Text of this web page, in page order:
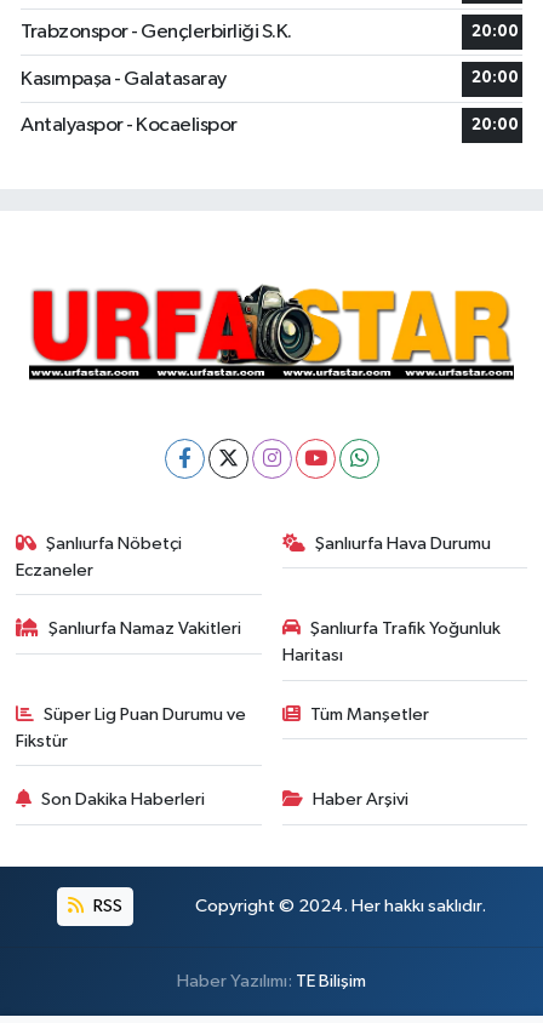
Trabzonspor - Gençlerbirliği S.K. 20:00
Kasımpaşa - Galatasaray 20:00
Antalyaspor - Kocaelispor 20:00
Şanlıurfa Nöbetçi
Eczaneler
Şanlıurfa Hava Durumu
Şanlıurfa Namaz Vakitleri
Şanlıurfa Trafik Yoğunluk
Haritası
Süper Lig Puan Durumu ve
Fikstür
Tüm Manşetler
Son Dakika Haberleri Haber Arşivi
RSS Copyright © 2024. Her hakkı saklıdır.
Haber Yazılımı: TE Bilişim